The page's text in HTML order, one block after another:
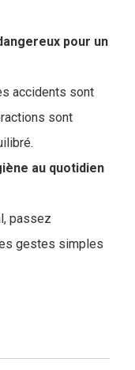
pour un
accidents sont
sont
au quotidien
passez
gestes simples